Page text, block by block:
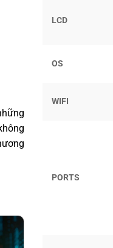
LCD
OS
WIFI
PORTS